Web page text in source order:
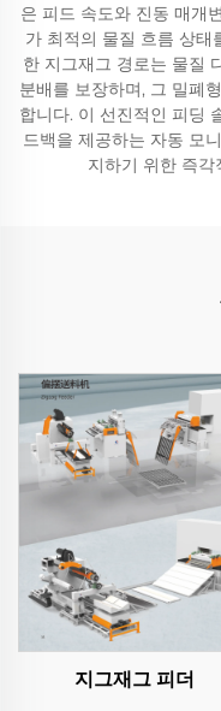
은 피드 속도와 진동 매개
가 최적의 물질 흐름 상태
한 지그재그 경로는 물질
분배를 보장하며, 그 밀폐
합니다. 이 선진적인 피딩
드백을 제공하는 자동 모
지하기 위한 즉
지그재그 피더